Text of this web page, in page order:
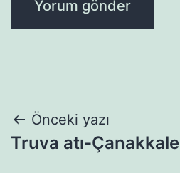
Yazı
gezinmesi
Önceki yazı
Truva atı-Çanakkale